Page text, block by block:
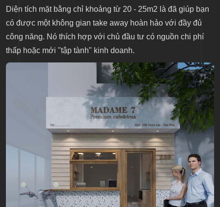
Diện tích mặt bằng chỉ khoảng từ 20 - 25m2 là đã giúp bạn
có được một không gian take away hoàn hảo với đầy đủ
công năng. Nó thích hợp với chủ đầu tư có nguồn chi phí
thấp hoặc mới "tập tành" kinh doanh.